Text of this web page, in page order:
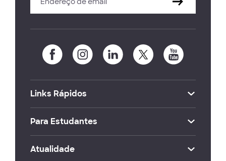
Links Rápidos
Para Estudantes
Atualidade